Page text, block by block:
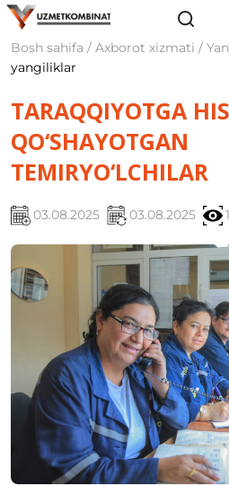
Bosh sahifa / Axborot xizmati /
yangiliklar
TARAQQIYOTGA
QO‘SHAYOTGAN
TEMIRYO‘LCHILAR
03.08.2025 03.08.2025